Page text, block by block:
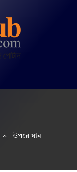
উপরে যান